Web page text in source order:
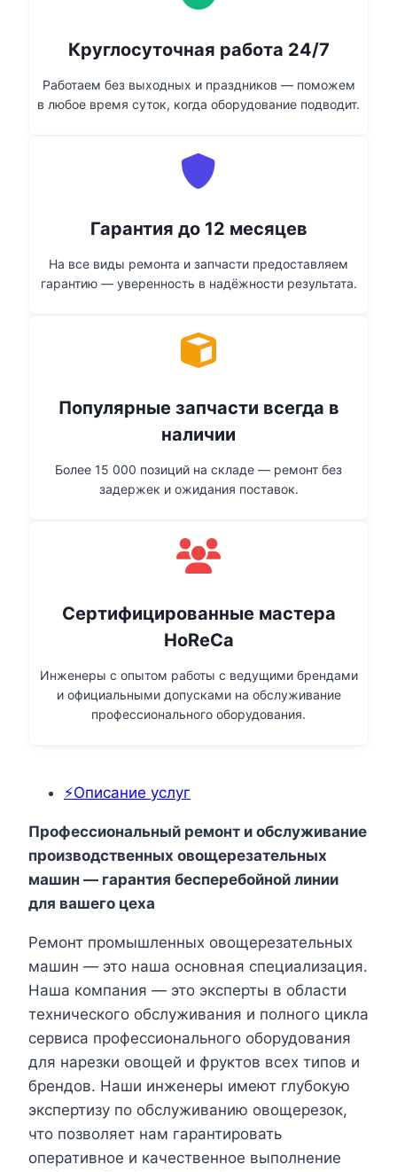
Круглосуточная работа 24/7
Работаем без выходных и праздников — поможем
в любое время суток, когда оборудование подводит.
Гарантия до 12 месяцев
На все виды ремонта и запчасти предоставляем
гарантию — уверенность в надёжности результата.
Популярные запчасти всегда в
наличии
Более 15 000 позиций на складе — ремонт без
задержек и ожидания поставок.
Сертифицированные мастера
HoReCa
Инженеры с опытом работы с ведущими брендами
и официальными допусками на обслуживание
профессионального оборудования.
⚡Описание услуг
Профессиональный ремонт и обслуживание
производственных овощерезательных
машин — гарантия бесперебойной линии
для вашего цеха
Ремонт промышленных овощерезательных
машин — это наша основная специализация.
Наша компания — это эксперты в области
технического обслуживания и полного цикла
сервиса профессионального оборудования
для нарезки овощей и фруктов всех типов и
брендов. Наши инженеры имеют глубокую
экспертизу по обслуживанию овощерезок,
что позволяет нам гарантировать
оперативное и качественное выполнение